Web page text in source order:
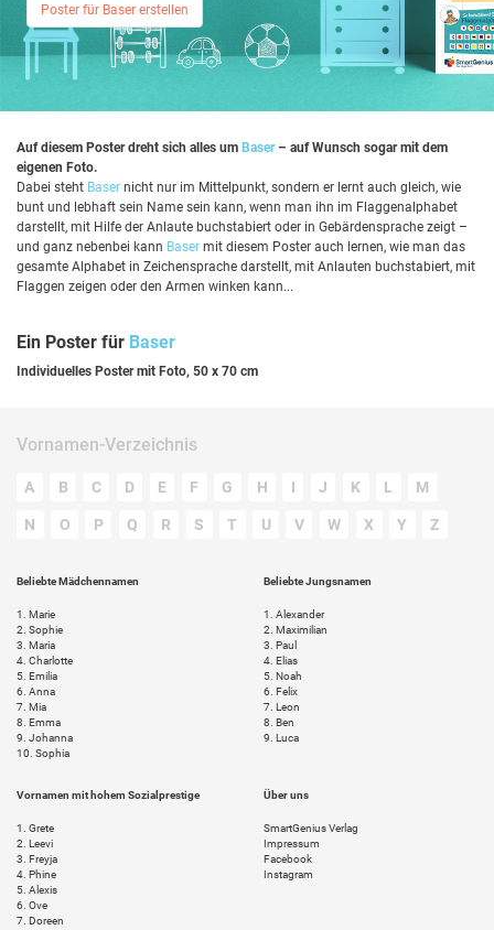
Poster für Baser erstellen
Auf diesem Poster dreht sich alles um Baser– auf Wunsch sogar mit dem
eigenen Foto.
Dabei steht Baser nicht nur im Mittelpunkt, sondern er lernt auch gleich, wie
bunt und lebhaft sein Name sein kann, wenn man ihn im Flaggenalphabet
darstellt, mit Hilfe der Anlaute buchstabiert oder in Gebärdensprache zeigt –
und ganz nebenbei kann Baser mit diesem Poster auch lernen, wie man das
gesamte Alphabet in Zeichensprache darstellt, mit Anlauten buchstabiert, mit
Flaggen zeigen oder den Armen winken kann...
Ein Poster für Baser
Individuelles Poster mit Foto, 50 x 70 cm
Vornamen-Verzeichnis
A B C D E F G H I J K L M
N O P Q R S T U V W X Y Z
Beliebte Mädchennamen
1. Marie
2. Sophie
3. Maria
4. Charlotte
5. Emilia
6. Anna
7. Mia
8. Emma
9. Johanna
10. Sophia
Beliebte Jungsnamen
1. Alexander
2. Maximilian
3. Paul
4. Elias
5. Noah
6. Felix
7. Leon
8. Ben
9. Luca
Vornamen mit hohem Sozialprestige
1. Grete
2. Leevi
3. Freyja
4. Phine
5. Alexis
6. Ove
7. Doreen
Über uns
SmartGenius Verlag
Impressum
Facebook
Instagram